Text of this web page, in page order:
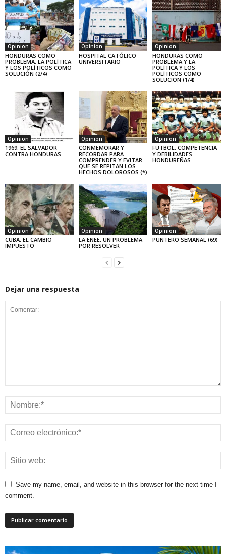
Opinion
HONDURAS COMO
PROBLEMA, LA POLÍTICA
Y LOS POLÍTICOS COMO
SOLUCIÓN (2/4)
Opinion
HOSPITAL CATÓLICO
UNIVERSITARIO
Opinion
HONDURAS COMO
PROBLEMA Y LA
POLÍTICA Y LOS
POLÍTICOS COMO
SOLUCION (1/4)
Opinion
1969: EL SALVADOR
CONTRA HONDURAS
Opinion
CONMEMORAR Y
RECORDAR PARA
COMPRENDER Y EVITAR
QUE SE REPITAN LOS
HECHOS DOLOROSOS (*)
Opinion
FUTBOL, COMPETENCIA
Y DEBILIDADES
HONDUREÑAS
Opinion
CUBA, EL CAMBIO
IMPUESTO
Opinion
LA ENEE, UN PROBLEMA
POR RESOLVER
Opinion
PUNTERO SEMANAL (69)
Dejar una respuesta
Save my name, email, and website in this browser for the next time I
comment.